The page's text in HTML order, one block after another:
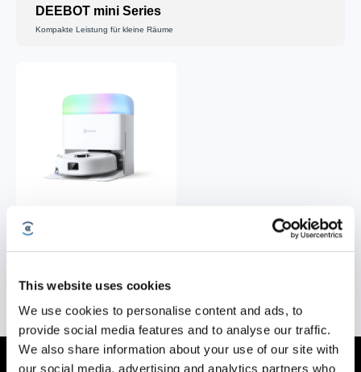
This website uses cookies
We use cookies to personalise content and ads, to
provide social media features and to analyse our traffic.
We also share information about your use of our site with
our social media, advertising and analytics partners who
DEEBOT mini Series
Kompakte Leistung für kleine Räume